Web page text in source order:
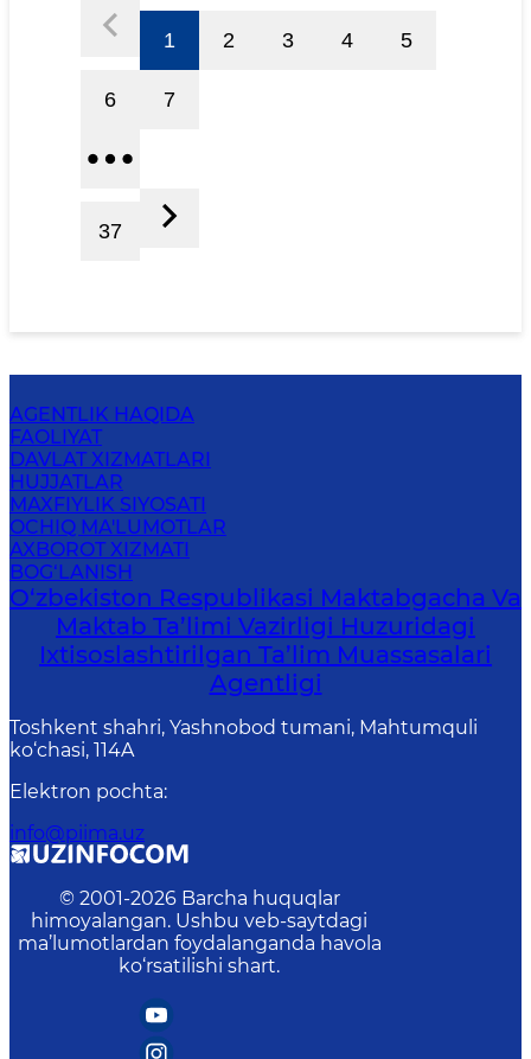
1 2 3 4 5
6 7
37
AGENTLIK HAQIDA
FAOLIYAT
DAVLAT XIZMATLARI
HUJJATLAR
MAXFIYLIK SIYOSATI
OCHIQ MA'LUMOTLAR
AXBOROT XIZMATI
BOG‘LANISH
O‘zbekiston Respublikasi Maktabgacha Va
Maktab Ta’limi Vazirligi Huzuridagi
Ixtisoslashtirilgan Ta’lim Muassasalari
Agentligi
Toshkent shahri, Yashnobod tumani, Mahtumquli
ko‘chasi, 114A
Elektron pochta:
info@piima.uz
© 2001-2026 Barcha huquqlar
himoyalangan. Ushbu veb-saytdagi
ma’lumotlardan foydalanganda havola
ko‘rsatilishi shart.